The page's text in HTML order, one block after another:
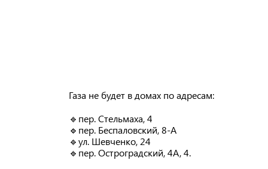
Газа не будет в домах по адресам:
🔹пер. Стельмаха, 4
🔹пер. Беспаловский, 8-А
🔹ул. Шевченко, 24
🔹пер. Остроградский, 4А, 4.